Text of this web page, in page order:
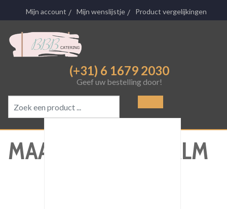
Mijn account Mijn wenslijstje Product vergelijkingen
(+31) 6 1679 2030
Geef uw bestelling door!
MAALTIJDWRAP ZALM